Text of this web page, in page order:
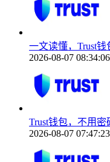
一文读懂，Trust
2026-08-07 08:34:06
Trust钱包，不用密
2026-08-07 07:47:23